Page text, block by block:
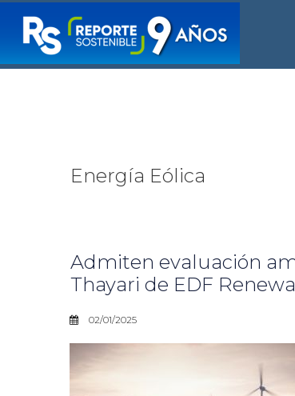
Energía Eólica
Admiten evaluación
Thayari de EDF
02/01/2025